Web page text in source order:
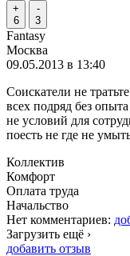
+
6
-
3
Fantasy
Москва
09.05.2013 в 13:40
Соискатели не
всех подряд без
не условий для
поесть не где не
Коллектив
Комфорт
Оплата труда
Начальство
Нет комментариев:
Загрузить ещё ›
добавить отзыв